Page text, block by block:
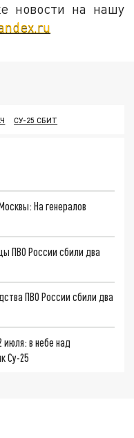
новости на нашу
СУ-25 СБИТ
На генералов
ПВО России сбили два
ПВО России сбили два
июля: в небе над
Су-25